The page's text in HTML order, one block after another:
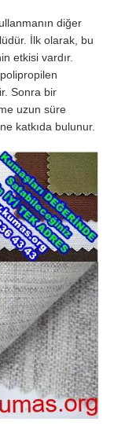
diğer
İlk olarak, bu
etkisi vardır.
Sonra bir
uzun süre
katkıda bulunur.